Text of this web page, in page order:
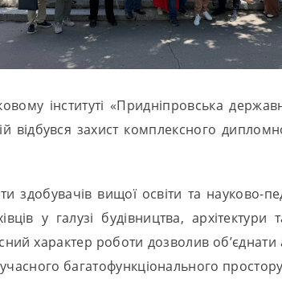
інституті «Придніпровська
відбувся захист комплексного
здобувачів вищої освіти та науково-
у галузі будівництва,
характер роботи дозволив об’єднати
багатофункціонального